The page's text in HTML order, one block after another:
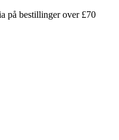
på bestillinger over £70